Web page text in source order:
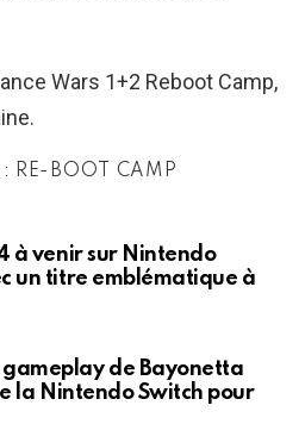
Wars 1+2 Reboot Camp,
: RE-BOOT CAMP
à venir sur Nintendo
un titre emblématique à
gameplay de Bayonetta
la Nintendo Switch pour